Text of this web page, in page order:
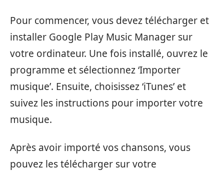
Pour commencer, vous devez télécharger et
installer Google Play Music Manager sur
votre ordinateur. Une fois installé, ouvrez le
programme et sélectionnez ‘Importer
musique’. Ensuite, choisissez ‘iTunes’ et
suivez les instructions pour importer votre
musique.
Après avoir importé vos chansons, vous
pouvez les télécharger sur votre